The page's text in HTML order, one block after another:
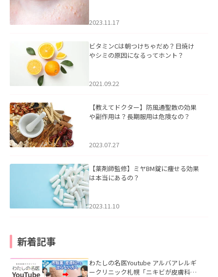
2023.11.17
ビタミンCは朝つけちゃだめ？日焼け
やシミの原因になるってホント？
2021.09.22
【教えてドクター】防風通聖散の効果
や副作用は？長期服用は危険なの？
2023.07.27
【薬剤師監修】ミヤBM錠に痩せる効果
は本当にあるの？
2023.11.10
新着記事
わたしの名医Youtube アルバアレルギ
ークリニック札幌「ニキビが皮膚科で